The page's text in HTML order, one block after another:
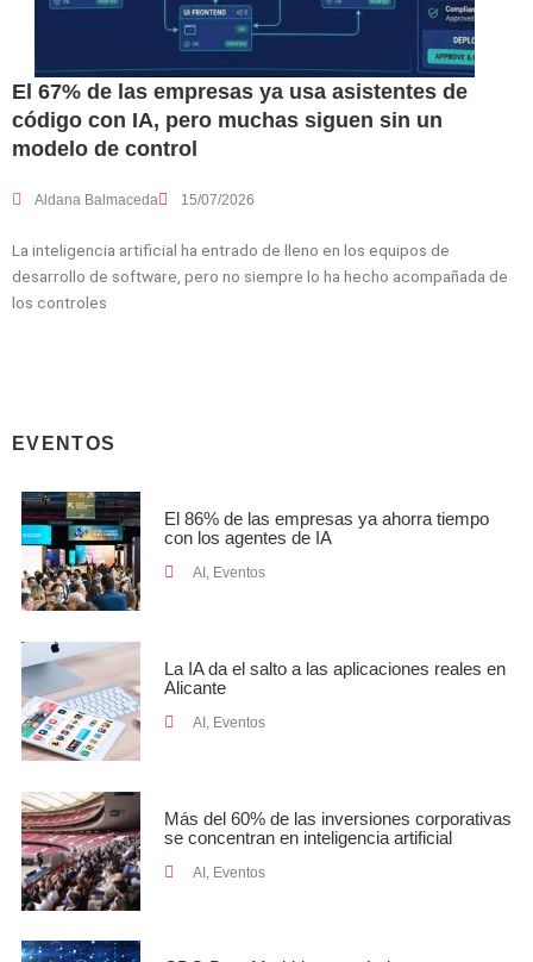
El 67% de las empresas ya usa asistentes de
código con IA, pero muchas siguen sin un
modelo de control
Aldana Balmaceda 15/07/2026
La inteligencia artificial ha entrado de lleno en los equipos de
desarrollo de software, pero no siempre lo ha hecho acompañada de
los controles
EVENTOS
El 86% de las empresas ya ahorra tiempo
con los agentes de IA
AI , Eventos
La IA da el salto a las aplicaciones reales en
Alicante
AI , Eventos
Más del 60% de las inversiones corporativas
se concentran en inteligencia artificial
AI Eventos